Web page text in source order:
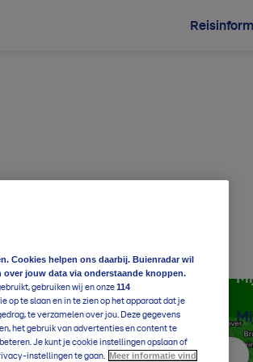
16°C Voeg toe aan favorieten
Cookies helpen ons daarbij. Buienradar wil
jouw data via onderstaande knoppen.
gebruiken wij en onze114
te slaan en in te zien op het apparaat dat je
te verzamelen over jou. Deze gegevens
het gebruik van advertenties en content te
Je kunt je cookie instellingen opslaan of
instellingen te gaan.
Meer informatie vind